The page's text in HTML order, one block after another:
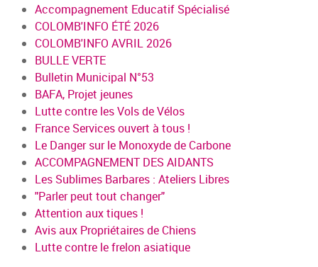
Accompagnement Educatif Spécialisé
COLOMB'INFO ÉTÉ 2026
COLOMB'INFO AVRIL 2026
BULLE VERTE
Bulletin Municipal N°53
BAFA, Projet jeunes
Lutte contre les Vols de Vélos
France Services ouvert à tous !
Le Danger sur le Monoxyde de Carbone
ACCOMPAGNEMENT DES AIDANTS
Les Sublimes Barbares : Ateliers Libres
"Parler peut tout changer"
Attention aux tiques !
Avis aux Propriétaires de Chiens
Lutte contre le frelon asiatique